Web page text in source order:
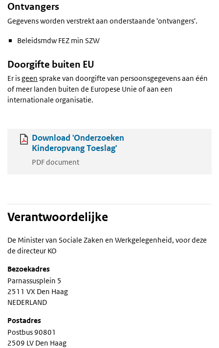
Ontvangers
Gegevens worden verstrekt aan onderstaande 'ontvangers'.
Beleidsmdw FEZ min SZW
Doorgifte buiten EU
Er isgeen sprake van doorgifte van persoonsgegevens aan één
of meer landen buiten de Europese Unie of aan een
internationale organisatie.
Download 'Onderzoeken
Kinderopvang Toeslag'
PDF document
Verantwoordelijke
De Minister van Sociale Zaken en Werkgelegenheid, voor deze
de directeur KO
Bezoekadres
Parnassusplein 5
2511 VX Den Haag
NEDERLAND
Postadres
Postbus 90801
2509 LV Den Haag